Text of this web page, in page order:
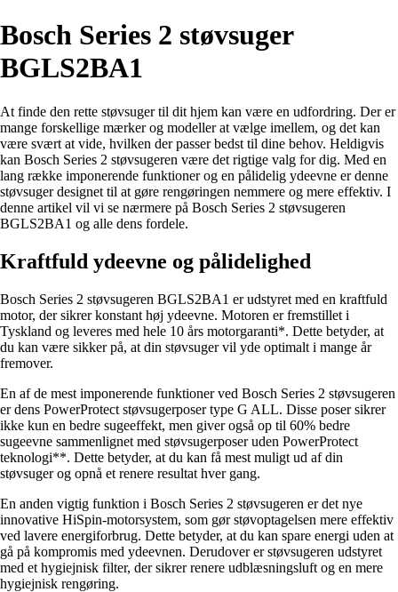
Bosch Series 2 støvsuger
BGLS2BA1
At finde den rette støvsuger til dit hjem kan være en udfordring. Der er
mange forskellige mærker og modeller at vælge imellem, og det kan
være svært at vide, hvilken der passer bedst til dine behov. Heldigvis
kan Bosch Series 2 støvsugeren være det rigtige valg for dig. Med en
lang række imponerende funktioner og en pålidelig ydeevne er denne
støvsuger designet til at gøre rengøringen nemmere og mere effektiv. I
denne artikel vil vi se nærmere på Bosch Series 2 støvsugeren
BGLS2BA1 og alle dens fordele.
Kraftfuld ydeevne og pålidelighed
Bosch Series 2 støvsugeren BGLS2BA1 er udstyret med en kraftfuld
motor, der sikrer konstant høj ydeevne. Motoren er fremstillet i
Tyskland og leveres med hele 10 års motorgaranti*. Dette betyder, at
du kan være sikker på, at din støvsuger vil yde optimalt i mange år
fremover.
En af de mest imponerende funktioner ved Bosch Series 2 støvsugeren
er dens PowerProtect støvsugerposer type G ALL. Disse poser sikrer
ikke kun en bedre sugeeffekt, men giver også op til 60% bedre
sugeevne sammenlignet med støvsugerposer uden PowerProtect
teknologi**. Dette betyder, at du kan få mest muligt ud af din
støvsuger og opnå et renere resultat hver gang.
En anden vigtig funktion i Bosch Series 2 støvsugeren er det nye
innovative HiSpin-motorsystem, som gør støvoptagelsen mere effektiv
ved lavere energiforbrug. Dette betyder, at du kan spare energi uden at
gå på kompromis med ydeevnen. Derudover er støvsugeren udstyret
med et hygiejnisk filter, der sikrer renere udblæsningsluft og en mere
hygiejnisk rengøring.